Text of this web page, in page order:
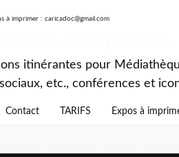
itinérantes pour
etc., conférences et
Contact TARIFS Expos à